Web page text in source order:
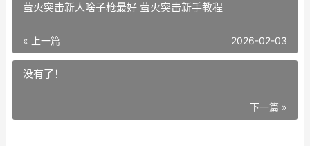
萤火突击新人啥子枪最好 萤火突击新手教程
« 上一篇 2026-02-03
没有了！
下一篇 »